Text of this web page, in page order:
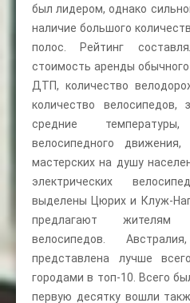
был лидером, однако
наличие большого
полос. Рейтинг
стоимость аренды
ДТП, количество
количество велосипедов,
средние
велосипедного
мастерских на душу
электрических
выделены Цюрих и Клуж-
предлагают жителям
велосипедов.
представлена лучше
городами в топ-10. Всего
первую десятку вошли